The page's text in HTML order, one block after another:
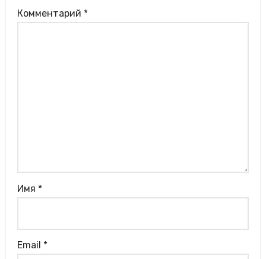
Комментарий *
Имя *
Email *